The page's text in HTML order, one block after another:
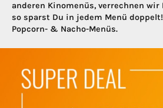
anderen Kinomenüs, verrechnen
so sparst Du in jedem Menü
Popcorn- & Nacho-Menüs.